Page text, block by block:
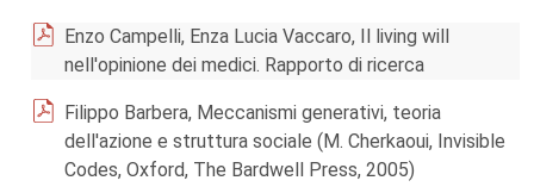
Enzo Campelli, Enza Lucia Vaccaro, Il living will
nell'opinione dei medici. Rapporto di ricerca
Filippo Barbera, Meccanismi generativi, teoria
dell'azione e struttura sociale (M. Cherkaoui, Invisible
Codes, Oxford, The Bardwell Press, 2005)